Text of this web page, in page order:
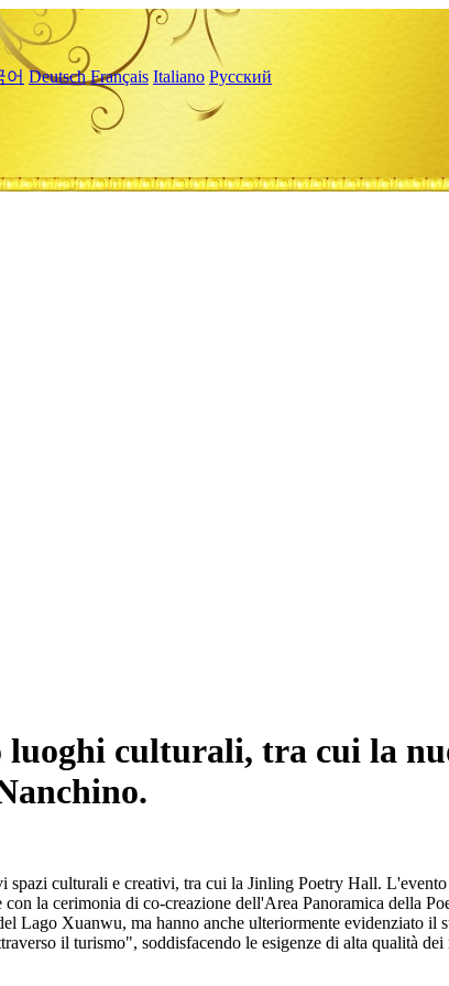
어 Deutsch Français Italiano Русский
culturali, tra cui la
culturali e creativi, tra cui la Jinling Poetry Hall.
la cerimonia di co-creazione dell'Area Panoramica della
Lago Xuanwu, ma hanno anche ulteriormente evidenziato
il turismo", soddisfacendo le esigenze di alta qualità